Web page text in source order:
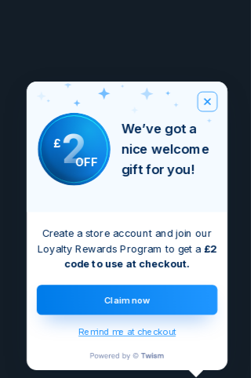
£2OFF
We’ve got a
nice welcome
gift for you!
Create a store account and join our
Loyalty Rewards Program to get a £2
code to use at checkout.
Claim now
Remind me at checkout